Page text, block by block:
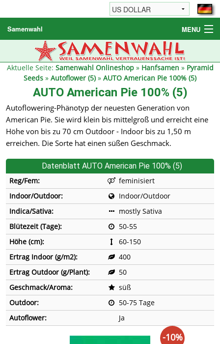
Samenwahl MENU
Hanfsamen
Weitere Produkte
Reseller
Aktuelle Seite: Samenwahl Onlineshop» Hanfsamen » Pyramid
Seeds » Autoflower (5)» AUTO American Pie 100% (5)
AUTO American Pie 100% (5)
Autoflowering-Phänotyp der neuesten Generation von
American Pie. Sie wird klein bis mittelgroß und erreicht eine
Höhe von bis zu 70 cm Outdoor - Indoor bis zu 1,50 m
erreichen. Die Sorte hat einen süßen Geschmack.
Datenblatt AUTO American Pie 100% (5)
Reg/Fem:
feminisiert
Indoor/Outdoor:
Indoor/Outdoor
Indica/Sativa:
mostly Sativa
Blütezeit (Tage):
50-55
Höhe (cm):
60-150
Ertrag Indoor (g/m2):
400
Ertrag Outdoor (g/Plant):
50
Geschmack/Aroma:
süß
Outdoor:
50-75 Tage
Autoflower:
Ja
-10%